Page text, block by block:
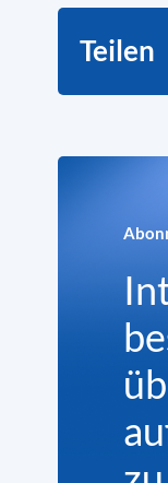
Teilen